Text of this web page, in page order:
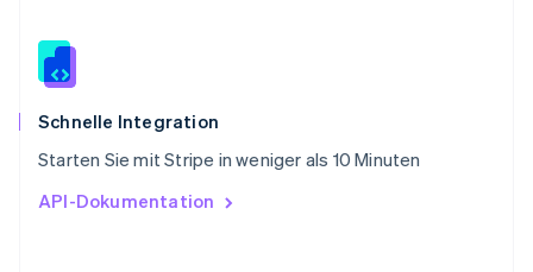
Schnelle Integration
Starten Sie mit Stripe in weniger als 10 Minuten
API-Dokumentation
Spanien
Thailand
ไทยEnglish
English
English